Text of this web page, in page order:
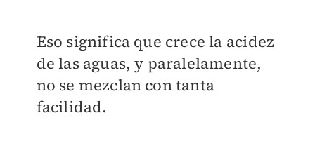
Eso significa que crece la acidez
de las aguas, y paralelamente,
no se mezclan con tanta
facilidad.